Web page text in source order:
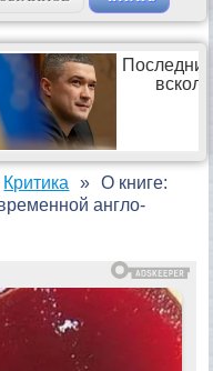
Критика
О книге:
англо-